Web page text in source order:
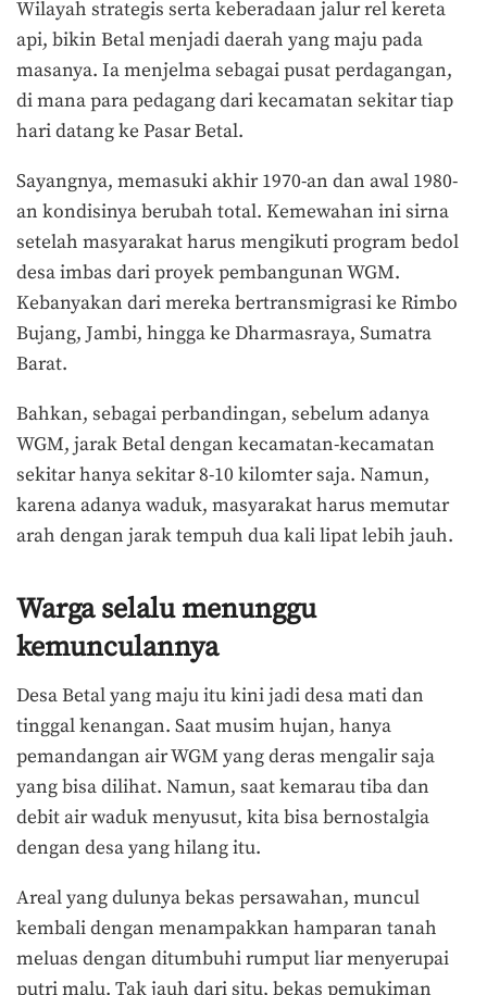
Wilayah strategis serta keberadaan jalur rel kereta
api, bikin Betal menjadi daerah yang maju pada
masanya. Ia menjelma sebagai pusat perdagangan,
di mana para pedagang dari kecamatan sekitar tiap
hari datang ke Pasar Betal.
Sayangnya, memasuki akhir 1970-an dan awal 1980-
an kondisinya berubah total. Kemewahan ini sirna
setelah masyarakat harus mengikuti program bedol
desa imbas dari proyek pembangunan WGM.
Kebanyakan dari mereka bertransmigrasi ke Rimbo
Bujang, Jambi, hingga ke Dharmasraya, Sumatra
Barat.
Bahkan, sebagai perbandingan, sebelum adanya
WGM, jarak Betal dengan kecamatan-kecamatan
sekitar hanya sekitar 8-10 kilomter saja. Namun,
karena adanya waduk, masyarakat harus memutar
arah dengan jarak tempuh dua kali lipat lebih jauh.
Warga selalu menunggu
kemunculannya
Desa Betal yang maju itu kini jadi desa mati dan
tinggal kenangan. Saat musim hujan, hanya
pemandangan air WGM yang deras mengalir saja
yang bisa dilihat. Namun, saat kemarau tiba dan
debit air waduk menyusut, kita bisa bernostalgia
dengan desa yang hilang itu.
Areal yang dulunya bekas persawahan, muncul
kembali dengan menampakkan hamparan tanah
meluas dengan ditumbuhi rumput liar menyerupai
putri malu. Tak jauh dari situ, bekas pemukiman